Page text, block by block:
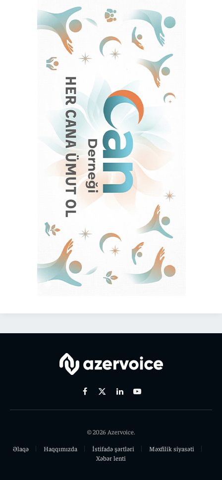
Facebook
X
LinkedinYoutube
© 2026 Azervoice.
Əlaqə
Haqqımızda İstifadə şərtləri
Məxfilik siyasəti
Xəbər lenti